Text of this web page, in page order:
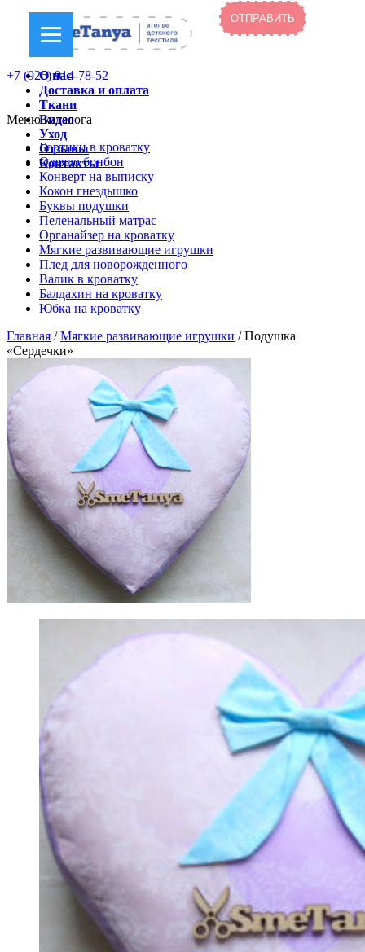
О нас
Доставка и оплата
Ткани
Видео
Уход
Отзывы
Контакты
+7 (926) 914-78-52
Меню каталога
Бортики в кроватку
Одеяло бонбон
Конверт на выписку
Кокон гнездышко
Буквы подушки
Пеленальный матрас
Органайзер на кроватку
Мягкие развивающие игрушки
Плед для новорожденного
Валик в кроватку
Балдахин на кроватку
Юбка на кроватку
Главная /Мягкие развивающие игрушки / Подушка
«Сердечки»